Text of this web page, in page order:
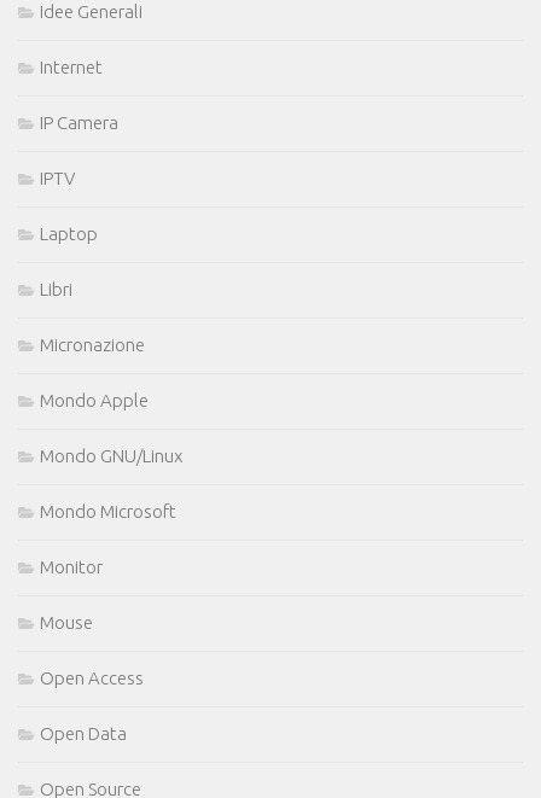
Idee Generali
Internet
IP Camera
IPTV
Laptop
Libri
Micronazione
Mondo Apple
Mondo GNU/Linux
Mondo Microsoft
Monitor
Mouse
Open Access
Open Data
Open Source